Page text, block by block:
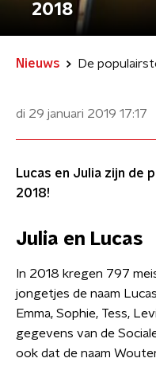
2018
Nieuws De
di 29 januari 2019 17:17
Lucas en Julia zijn de
2018!
Julia en Lucas
In 2018 kregen 797
jongetjes de naam
Emma, Sophie, Tess,
gegevens van de
ook dat de naam